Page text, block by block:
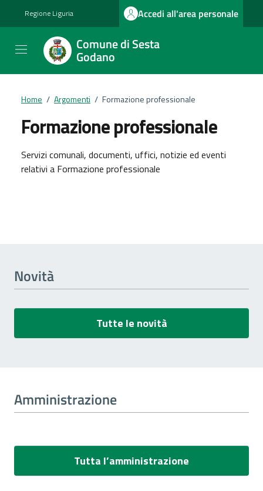
Regione Liguria Accedi all'area personale
Comune di Sesta
Godano
Home / Argomenti / Formazione professionale
Formazione professionale
Dettagli dell'argomento
Servizi comunali, documenti, uffici, notizie ed eventi
relativi a Formazione professionale
Novità
Tutte le novità
Amministrazione
Tutta l’amministrazione